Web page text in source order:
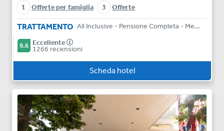
1
Offerte per famiglia 3 Offerte
TRATTAMENTO All Inclusive - Pensione Completa - Mezza Pensione - Bed & Breakfast
9.6 Eccellente
1266 recensioni
Scheda hotel